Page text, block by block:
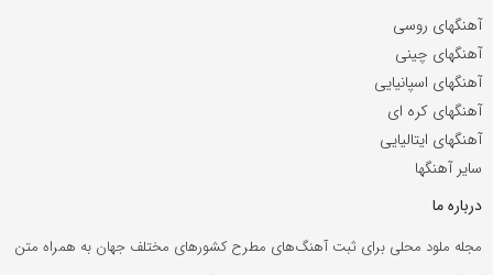
آهنگهای روسی
آهنگهای چینی
آهنگهای اسپانیایی
آهنگهای کره ای
آهنگهای ایتالیایی
سایر آهنگها
درباره ما
مجله ملود محلی برای ثبت آهنگ‌های مطرح کشورهای مختلف جهان به همراه متن